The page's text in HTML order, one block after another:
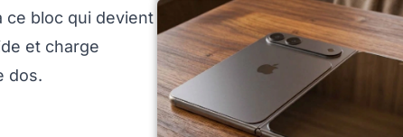
ce bloc qui devient
et charge
dos.